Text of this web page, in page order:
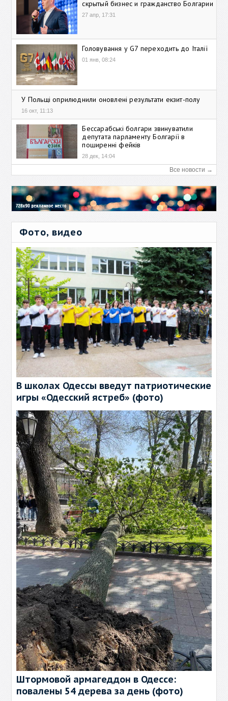
скрытый бизнес и гражданство Болгарии
27 апр, 17:31
Головування у G7 переходить до Італії
01 янв, 08:24
У Польщі оприлюднили оновлені результати екзит-полу
16 окт, 11:13
Бессарабські болгари звинуватили
депутата парламенту Болгарії в
поширенні фейків
28 дек, 14:04
Все новости →
Фото, видео
В школах Одессы введут патриотические
игры «Одесский ястреб» (фото)
Штормовой армагеддон в Одессе:
повалены 54 дерева за день (фото)